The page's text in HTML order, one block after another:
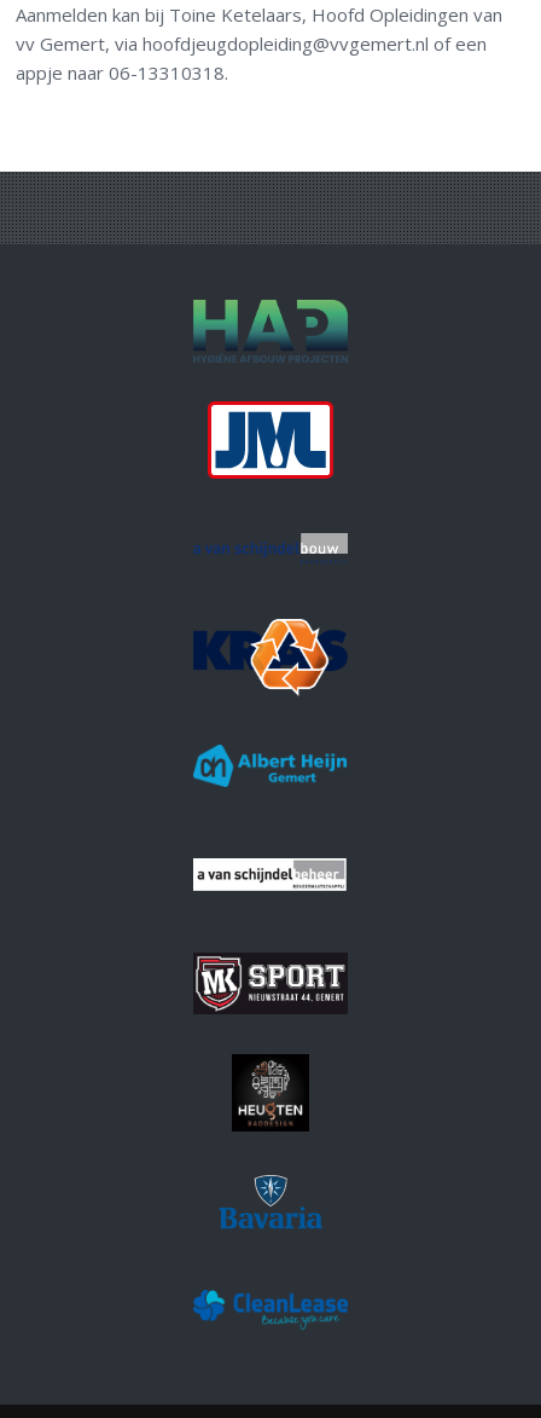
Aanmelden kan bij Toine Ketelaars, Hoofd Opleidingen van
vv Gemert, via hoofdjeugdopleiding@vvgemert.nl of een
appje naar 06-13310318.